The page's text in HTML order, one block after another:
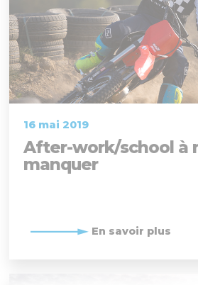
16 mai 2019
After-work/school à
manquer
En savoir plus